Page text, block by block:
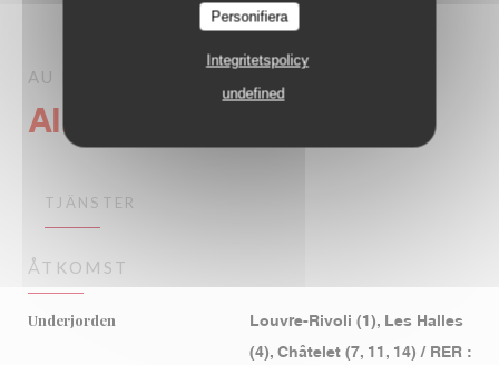
Personifiera
Integritetspolicy
undefined
AU PIED DE COCHON
Allmän information
TJÄNSTER
ÅTKOMST
Underjorden
Louvre-Rivoli (1), Les Halles
(4), Châtelet (7, 11, 14) / RER :